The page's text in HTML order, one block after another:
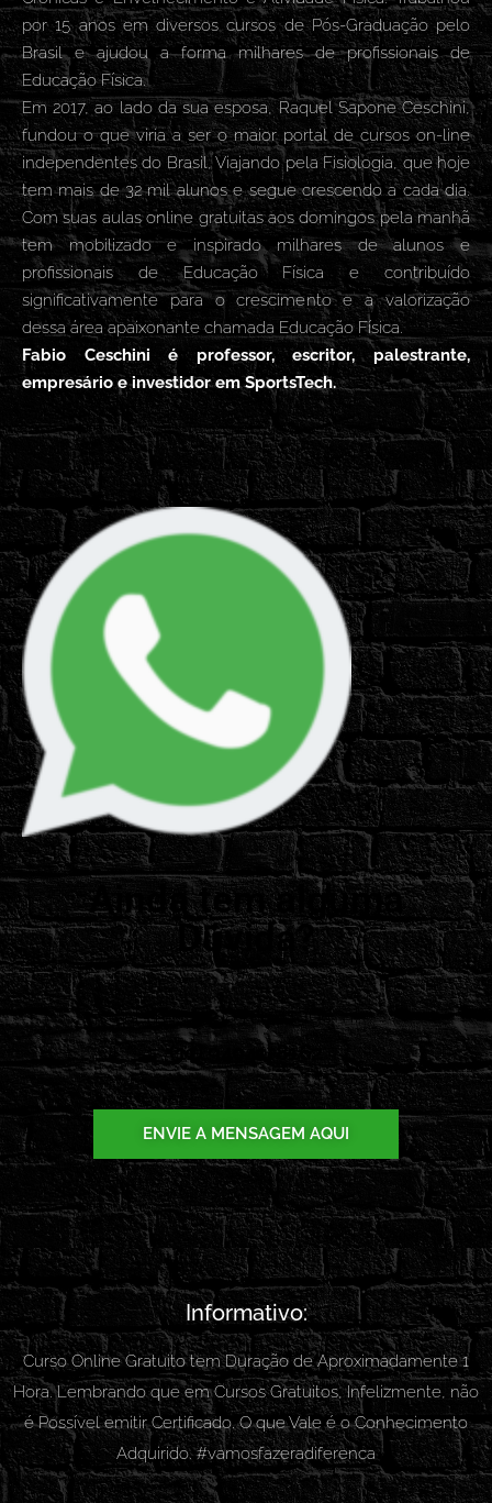
por 15 anos em diversos cursos de Pós-Graduação pelo
Brasil e ajudou a forma milhares de profissionais de
Educação Física.
Em 2017, ao lado da sua esposa, Raquel Sapone Ceschini,
fundou o que viria a ser o maior portal de cursos on-line
independentes do Brasil, Viajando pela Fisiologia, que hoje
tem mais de 32 mil alunos e segue crescendo a cada dia.
Com suas aulas online gratuitas aos domingos pela manhã
tem mobilizado e inspirado milhares de alunos e
profissionais de Educação Física e contribuído
significativamente para o crescimento e a valorização
dessa área apaixonante chamada Educação Física.
Fabio Ceschini é professor, escritor, palestrante,
empresário e investidor em SportsTech.
Ainda tem alguma
Dúvida?
Envie uma Mensagem!
(11) 94041-8162
ENVIE A MENSAGEM AQUI
Informativo:
Curso Online Gratuito tem Duração de Aproximadamente 1
Hora. Lembrando que em Cursos Gratuitos, Infelizmente, não
é Possível emitir Certificado. O que Vale é o Conhecimento
Adquirido. #vamosfazeradiferenca